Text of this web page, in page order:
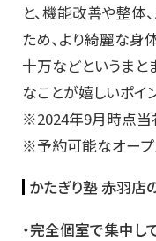
と、機能改善や整体
ため、より綺麗な身
十万などというま
なことが嬉しいポイ
※2024年9月時点当
※予約可能なオー
かたぎり塾 赤羽店
・完全個室で集中し